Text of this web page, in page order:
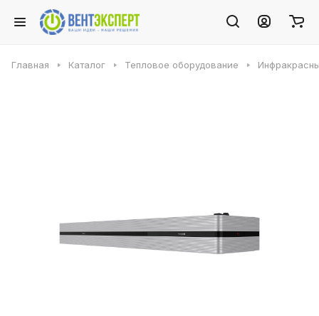
Главная Каталог Тепловое оборудование